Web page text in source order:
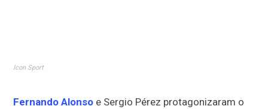
Icon Sport
Fernando Alonso e Sergio Pérez protagonizaram o